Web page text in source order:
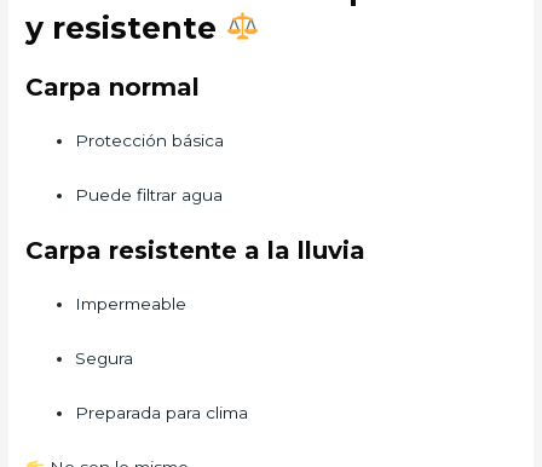
y resistente
Carpa normal
Protección básica
Puede filtrar agua
Carpa resistente a la lluvia
Impermeable
Segura
Preparada para clima